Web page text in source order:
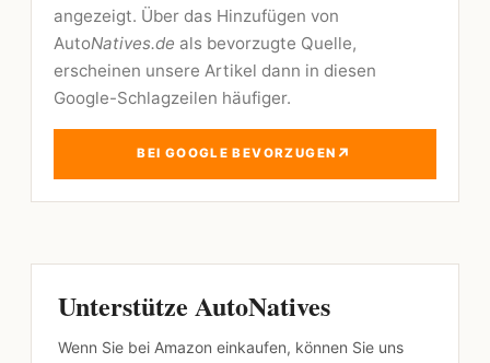
angezeigt. Über das Hinzufügen von
AutoNatives.de als bevorzugte Quelle,
erscheinen unsere Artikel dann in diesen
Google-Schlagzeilen häufiger.
BEI GOOGLE BEVORZUGEN ↗
Unterstütze AutoNatives
Wenn Sie bei Amazon einkaufen, können Sie uns